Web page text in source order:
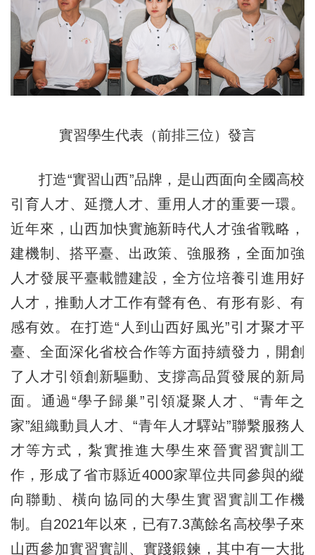
實習學生代表（前排三位）發言
打造“實習山西”品牌，是山西面向全國高校
引育人才、延攬人才、重用人才的重要一環。
近年來，山西加快實施新時代人才強省戰略，
建機制、搭平臺、出政策、強服務，全面加強
人才發展平臺載體建設，全方位培養引進用好
人才，推動人才工作有聲有色、有形有影、有
感有效。在打造“人到山西好風光”引才聚才平
臺、全面深化省校合作等方面持續發力，開創
了人才引領創新驅動、支撐高品質發展的新局
面。通過“學子歸巢”引領凝聚人才、“青年之
家”組織動員人才、“青年人才驛站”聯繫服務人
才等方式，紮實推進大學生來晉實習實訓工
作，形成了省市縣近4000家單位共同參與的縱
向聯動、橫向協同的大學生實習實訓工作機
制。自2021年以來，已有7.3萬餘名高校學子來
山西參加實習實訓、實踐鍛鍊，其中有一大批